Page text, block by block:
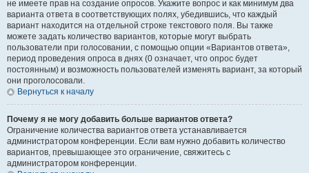
не имеете прав на создание опросов. Укажите вопрос и как минимум два
варианта ответа в соответствующих полях, убедившись, что каждый
вариант находится на отдельной строке текстового поля. Вы также
можете задать количество вариантов, которые могут выбрать
пользователи при голосовании, с помощью опции «Вариантов ответа»,
период проведения опроса в днях (0 означает, что опрос будет
постоянным) и возможность пользователей изменять вариант, за который
они проголосовали.
Вернуться к началу
Почему я не могу добавить больше вариантов ответа?
Ограничение количества вариантов ответа устанавливается
администратором конференции. Если вам нужно добавить количество
вариантов, превышающее это ограничение, свяжитесь с
администратором конференции.